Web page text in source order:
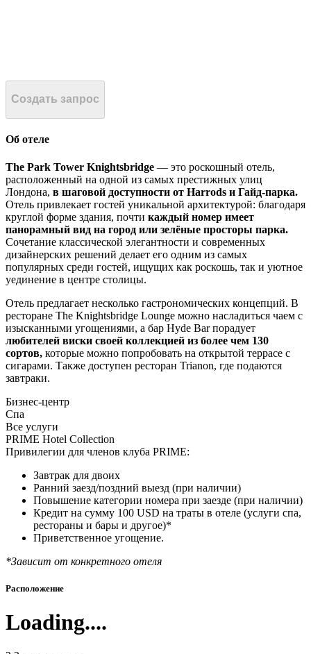
Создать запрос
Об отеле
The Park Tower Knightsbridge — это роскошный отель,
расположенный на одной из самых престижных улиц
Лондона, в шаговой доступности от Harrods и Гайд-парка.
Отель привлекает гостей уникальной архитектурой: благодаря
круглой форме здания, почти каждый номер имеет
панорамный вид на город или зелёные просторы парка.
Сочетание классической элегантности и современных
дизайнерских решений делает его одним из самых
популярных среди гостей, ищущих как роскошь, так и уютное
уединение в центре столицы.
Отель предлагает несколько гастрономических концепций. В
ресторане The Knightsbridge Lounge можно насладиться чаем с
изысканными угощениями, а бар Hyde Bar порадует
любителей виски своей коллекцией из более чем 130
сортов, которые можно попробовать на открытой террасе с
сигарами. Также доступен ресторан Trianon, где подаются
завтраки.
Бизнес-центр
Спа
Все услуги
PRIME Hotel Collection
Привилегии для членов клуба PRIME:
Завтрак для двоих
Ранний заезд/поздний выезд (при наличии)
Повышение категории номера при заезде (при наличии)
Кредит на сумму 100 USD на траты в отеле (услуги спа,
рестораны и бары и другое)*
Приветственное угощение.
*Зависит от конкретного отеля
Расположение
Loading....